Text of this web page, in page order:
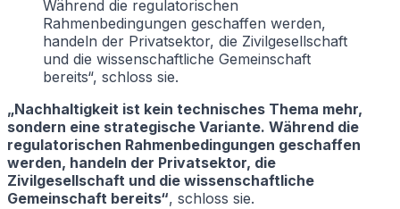
Während die regulatorischen
Rahmenbedingungen geschaffen werden,
handeln der Privatsektor, die Zivilgesellschaft
und die wissenschaftliche Gemeinschaft
bereits“, schloss sie.
„Nachhaltigkeit ist kein technisches Thema mehr,
sondern eine strategische Variante. Während die
regulatorischen Rahmenbedingungen geschaffen
werden, handeln der Privatsektor, die
Zivilgesellschaft und die wissenschaftliche
Gemeinschaft bereits“, schloss sie.